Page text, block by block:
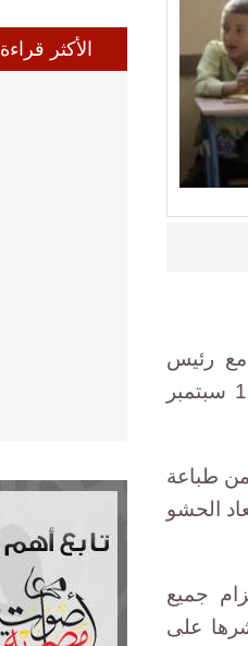
مع رئيس
الوزراء شريف إسماعيل، بدء تسليم الكتب المدرسية اعتبارا من الأحد 18 سبتمبر
طباعة
الحشو
جميع
على
الأكثر قراءة